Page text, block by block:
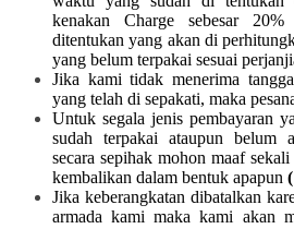
kenakan Charge sebesar
ditentukan yang akan di
yang belum terpakai sesuai
Jika kami tidak menerima
yang telah di sepakati, maka
Untuk segala jenis pembayaran
sudah terpakai ataupun belum
secara sepihak mohon maaf
kembalikan dalam bentuk apapun
Jika keberangkatan dibatalkan
armada kami maka kami akan